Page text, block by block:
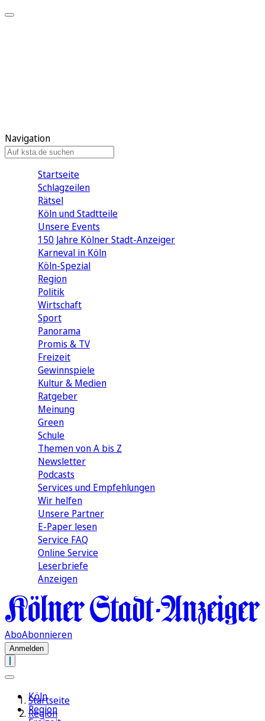
Navigation
Startseite
Schlagzeilen
Rätsel
Köln und Stadtteile
Unsere Events
150 Jahre Kölner Stadt-Anzeiger
Karneval in Köln
Köln-Spezial
Region
Politik
Wirtschaft
Sport
Panorama
Promis & TV
Freizeit
Gewinnspiele
Kultur & Medien
Ratgeber
Meinung
Green
Schule
Themen von A bis Z
Newsletter
Podcasts
Services und Empfehlungen
Wir helfen
Unsere Partner
E-Paper lesen
Service FAQ
Online Service
Leserbriefe
Anzeigen
AboAbonnieren
Anmelden
Köln
Region
Startseite
Region